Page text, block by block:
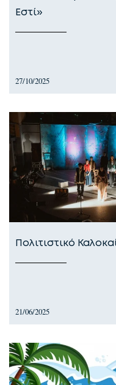
Εστί»
27/10/2025
Πολιτιστικό
21/06/2025